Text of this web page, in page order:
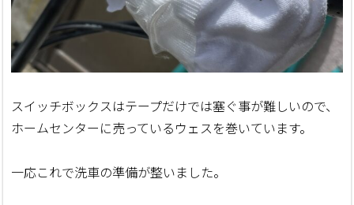
スイッチボックスはテープだけでは塞ぐ事が難しいので、
ホームセンターに売っているウェスを巻いています。
一応これで洗車の準備が整いました。